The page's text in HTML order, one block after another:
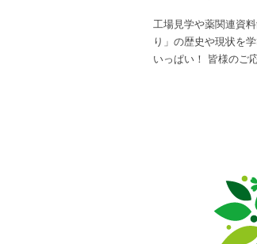
工場見学や薬関連資
り」の歴史や現状を
いっぱい！ 皆様のご